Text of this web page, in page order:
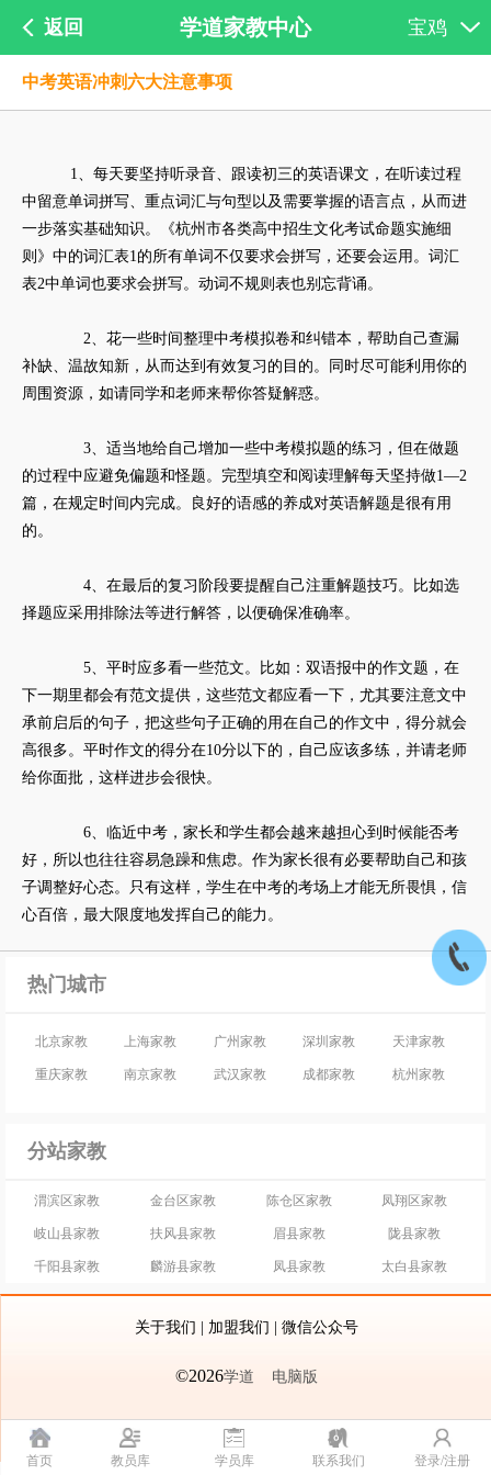
返回 学道家教中心 宝鸡
中考英语冲刺六大注意事项
1、每天要坚持听录音、跟读初三的英语课文，在听读过程
中留意单词拼写、重点词汇与句型以及需要掌握的语言点，从而进
一步落实基础知识。《杭州市各类高中招生文化考试命题实施细
则》中的词汇表1的所有单词不仅要求会拼写，还要会运用。词汇
表2中单词也要求会拼写。动词不规则表也别忘背诵。
2、花一些时间整理中考模拟卷和纠错本，帮助自己查漏
补缺、温故知新，从而达到有效复习的目的。同时尽可能利用你的
周围资源，如请同学和老师来帮你答疑解惑。
3、适当地给自己增加一些中考模拟题的练习，但在做题
的过程中应避免偏题和怪题。完型填空和阅读理解每天坚持做1—2
篇，在规定时间内完成。良好的语感的养成对英语解题是很有用
的。
4、在最后的复习阶段要提醒自己注重解题技巧。比如选
择题应采用排除法等进行解答，以便确保准确率。
5、平时应多看一些范文。比如：双语报中的作文题，在
下一期里都会有范文提供，这些范文都应看一下，尤其要注意文中
承前启后的句子，把这些句子正确的用在自己的作文中，得分就会
高很多。平时作文的得分在10分以下的，自己应该多练，并请老师
给你面批，这样进步会很快。
6、临近中考，家长和学生都会越来越担心到时候能否考
好，所以也往往容易急躁和焦虑。作为家长很有必要帮助自己和孩
子调整好心态。只有这样，学生在中考的考场上才能无所畏惧，信
心百倍，最大限度地发挥自己的能力。
热门城市
北京家教 上海家教 广州家教 深圳家教 天津家教
重庆家教 南京家教 武汉家教 成都家教 杭州家教
分站家教
渭滨区家教 金台区家教 陈仓区家教 凤翔区家教
岐山县家教 扶风县家教 眉县家教 陇县家教
千阳县家教 麟游县家教 凤县家教 太白县家教
关于我们 加盟我们 微信公众号
©2026学道 电脑版
首页 教员库 学员库 联系我们 登录/注册